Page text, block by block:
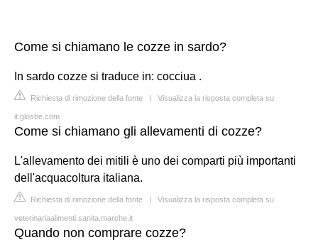
Come si chiamano le cozze in sardo?
In sardo cozze si traduce in: cocciua .
Richiesta di rimozione della fonte | Visualizza la risposta completa su
it.glosbe.com
Come si chiamano gli allevamenti di cozze?
L'allevamento dei mitili è uno dei comparti più importanti
dell'acquacoltura italiana.
Richiesta di rimozione della fonte | Visualizza la risposta completa su
veterinariaalimenti.sanita.marche.it
Quando non comprare cozze?